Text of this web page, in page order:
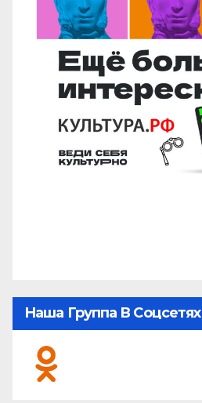
Наша Группа В Соцсетях